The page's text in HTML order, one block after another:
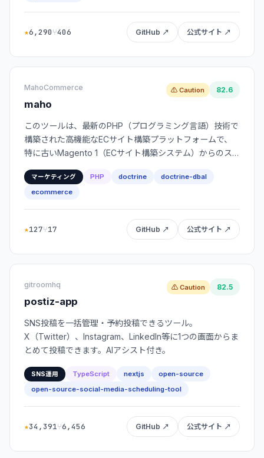
★6,290⑂406 GitHub ↗ 公式サイト ↗
MahoCommerce
maho
⚠ Caution 82.6
このツールは、最新のPHP（プログラミング言語）技術で
構築された高機能なECサイト構築プラットフォームで、
特に古いMagento 1（ECサイト構築システム）からのス
マーケティング PHP doctrine
doctrine-dbal
ecommerce
★127⑂17 GitHub ↗ 公式サイト ↗
gitroomhq
postiz-app
⚠ Caution 82.5
SNS投稿を一括管理・予約投稿できるツール。
X（Twitter）、Instagram、LinkedIn等に1つの画面からま
とめて投稿できます。AIアシスト付き。
SNS運用 TypeScript nextjs
open-source
open-source-social-media-scheduling-tool
★34,391⑂6,456 GitHub ↗ 公式サイト ↗